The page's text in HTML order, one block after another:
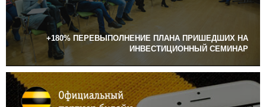
+180% ПЕРЕВЫПОЛНЕНИЕ ПЛАНА ПРИШЕДШИХ НА
ИНВЕСТИЦИОННЫЙ СЕМИНАР